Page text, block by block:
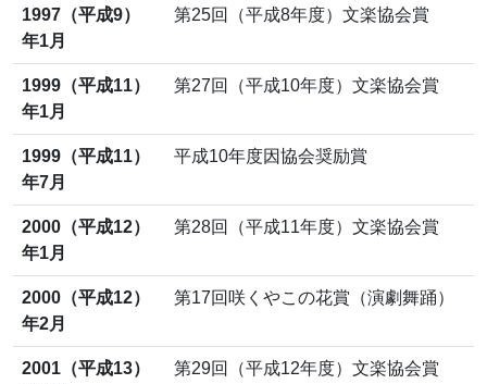
1997（平成9）
年1月
第25回（平成8年度）文楽協会賞
1999（平成11）
年1月
第27回（平成10年度）文楽協会賞
1999（平成11）
年7月
平成10年度因協会奨励賞
2000（平成12）
年1月
第28回（平成11年度）文楽協会賞
2000（平成12）
年2月
第17回咲くやこの花賞（演劇舞踊）
2001（平成13）
第29回（平成12年度）文楽協会賞